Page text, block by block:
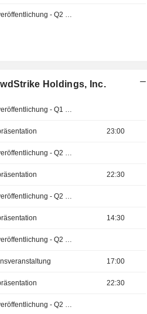
Ergebnisveröffentlichung - Q2 2027
Holdings, Inc.
23:00
22:30
14:30
17:00
22:30